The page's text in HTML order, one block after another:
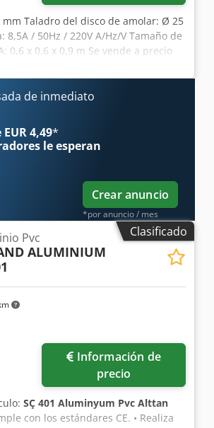
Taladro del disco de amolar: Ø 25
/ 50Hz / 220V A/Hz/V Tamaño de
0,6 x 0,6 x 0,9 m Se vende a precio
no funcional, sin conformidad
circular para madera Cedsu Nif
de inmediato
4,49*
le esperan
Crear anuncio
*por anuncio / mes
Clasificado
Pvc
ALUMINIUM
precio
SÇ 401 Aluminyum Pvc Alttan
con los estándares CE. • Realiza